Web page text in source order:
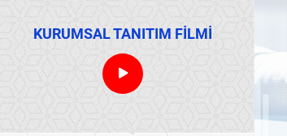
KURUMSAL TANITIM FİLMİ